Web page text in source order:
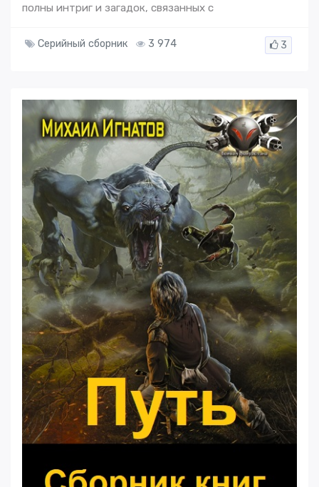
полны интриг и загадок, связанных с
Серийный сборник 3 974 3